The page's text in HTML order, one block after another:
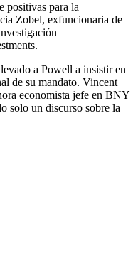
positivas para la
Zobel, exfuncionaria de
a Powell a insistir en
de su mandato. Vincent
economista jefe en BNY
solo un discurso sobre la